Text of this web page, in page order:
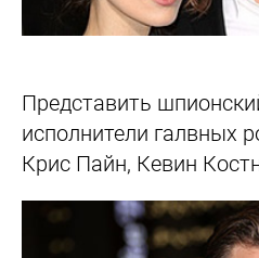
Представить
исполнители галвных
Крис Пайн, Кевин